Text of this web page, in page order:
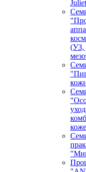
(УЗ,